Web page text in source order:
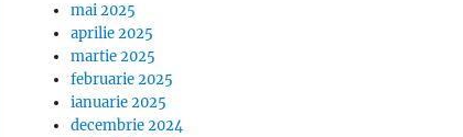
mai 2025
aprilie 2025
martie 2025
februarie 2025
ianuarie 2025
decembrie 2024